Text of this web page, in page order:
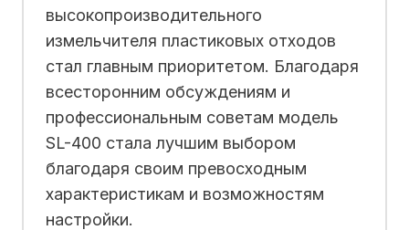
высокопроизводительного
измельчителя пластиковых отходов
стал главным приоритетом. Благодаря
всесторонним обсуждениям и
профессиональным советам модель
SL-400 стала лучшим выбором
благодаря своим превосходным
характеристикам и возможностям
настройки.